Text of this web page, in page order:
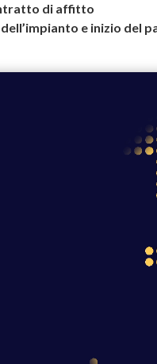
di affitto
e inizio del